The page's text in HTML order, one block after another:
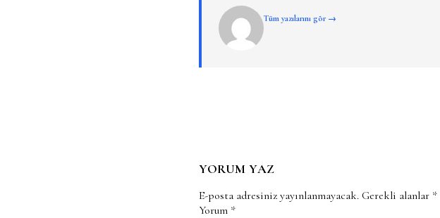
Tüm yazılarını gör →
YORUM YAZ
E-posta adresiniz yayınlanmayacak. Gerekli alanlar *
Yorum *